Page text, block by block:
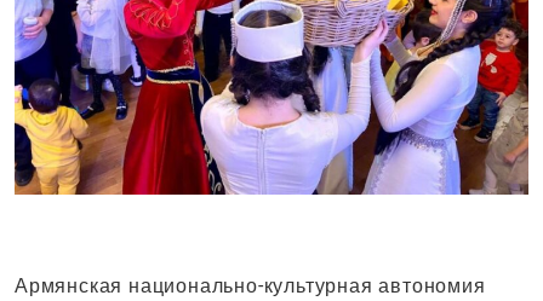
Армянская национально-культурная автономия